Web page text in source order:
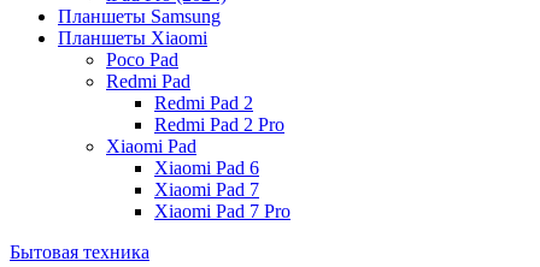
Планшеты Samsung
Планшеты Xiaomi
Poco Pad
Redmi Pad
Redmi Pad 2
Redmi Pad 2 Pro
Xiaomi Pad
Xiaomi Pad 6
Xiaomi Pad 7
Xiaomi Pad 7 Pro
Бытовая техника